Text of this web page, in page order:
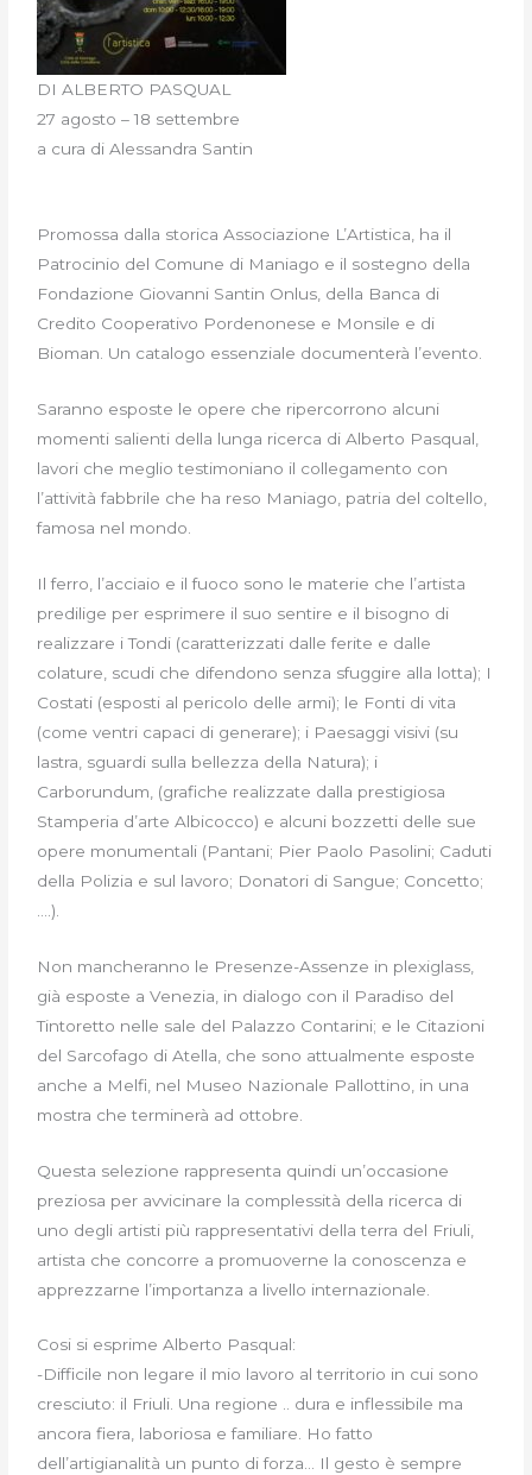
DI ALBERTO PASQUAL
27 agosto – 18 settembre
a cura di Alessandra Santin
Promossa dalla storica Associazione L’Artistica, ha il
Patrocinio del Comune di Maniago e il sostegno della
Fondazione Giovanni Santin Onlus, della Banca di
Credito Cooperativo Pordenonese e Monsile e di
Bioman. Un catalogo essenziale documenterà l’evento.
Saranno esposte le opere che ripercorrono alcuni
momenti salienti della lunga ricerca di Alberto Pasqual,
lavori che meglio testimoniano il collegamento con
l’attività fabbrile che ha reso Maniago, patria del coltello,
famosa nel mondo.
Il ferro, l’acciaio e il fuoco sono le materie che l’artista
predilige per esprimere il suo sentire e il bisogno di
realizzare i Tondi (caratterizzati dalle ferite e dalle
colature, scudi che difendono senza sfuggire alla lotta); I
Costati (esposti al pericolo delle armi); le Fonti di vita
(come ventri capaci di generare); i Paesaggi visivi (su
lastra, sguardi sulla bellezza della Natura); i
Carborundum, (grafiche realizzate dalla prestigiosa
Stamperia d’arte Albicocco) e alcuni bozzetti delle sue
opere monumentali (Pantani; Pier Paolo Pasolini; Caduti
della Polizia e sul lavoro; Donatori di Sangue; Concetto;
….).
Non mancheranno le Presenze-Assenze in plexiglass,
già esposte a Venezia, in dialogo con il Paradiso del
Tintoretto nelle sale del Palazzo Contarini; e le Citazioni
del Sarcofago di Atella, che sono attualmente esposte
anche a Melfi, nel Museo Nazionale Pallottino, in una
mostra che terminerà ad ottobre.
Questa selezione rappresenta quindi un’occasione
preziosa per avvicinare la complessità della ricerca di
uno degli artisti più rappresentativi della terra del Friuli,
artista che concorre a promuoverne la conoscenza e
apprezzarne l’importanza a livello internazionale.
Cosi si esprime Alberto Pasqual:
-Difficile non legare il mio lavoro al territorio in cui sono
cresciuto: il Friuli. Una regione .. dura e inflessibile ma
ancora fiera, laboriosa e familiare. Ho fatto
dell’artigianalità un punto di forza… Il gesto è sempre